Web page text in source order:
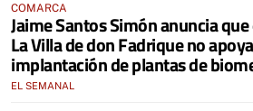
COMARCA
Jaime Santos Simón anuncia
La Villa de don Fadrique no
implantación de plantas de
EL SEMANAL